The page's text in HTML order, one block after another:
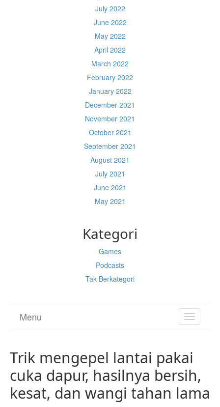
July 2022
June 2022
May 2022
April 2022
March 2022
February 2022
January 2022
December 2021
November 2021
October 2021
September 2021
August 2021
July 2021
June 2021
May 2021
Kategori
Games
Podcasts
Tak Berkategori
TOGGLE
Menu
Trik mengepel lantai pakai
cuka dapur, hasilnya bersih,
kesat, dan wangi tahan lama